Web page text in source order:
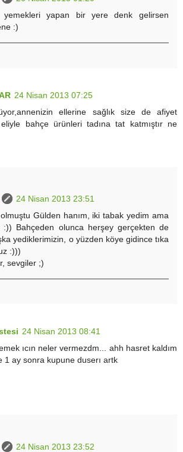
yemekleri yapan bir yere denk gelirsen
:)
24 Nisan 2013 07:25
ellerine sağlık size de afiyet
bahçe ürünleri tadına tat katmıştır ne
24 Nisan 2013 23:51
Gülden hanım, iki tabak yedim ama
:)) Bahçeden olunca herşey gerçekten de
yediklerimizin, o yüzden köye gidince tıka
:)))
sevgiler ;)
24 Nisan 2013 08:41
ıcın neler vermezdm... ahh hasret kaldım
1 ay sonra kupune duserı artk
24 Nisan 2013 23:52